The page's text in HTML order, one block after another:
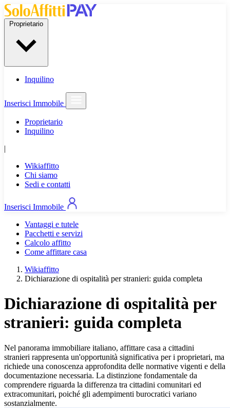
Proprietario
Inquilino
Inserisci Immobile
Proprietario
Inquilino
|
Wikiaffitto
Chi siamo
Sedi e contatti
Inserisci Immobile
Vantaggi e tutele
Pacchetti e servizi
Calcolo affitto
Come affittare casa
Wikiaffitto
Dichiarazione di ospitalità per stranieri: guida completa
Dichiarazione di ospitalità per
stranieri: guida completa
Nel panorama immobiliare italiano, affittare casa a cittadini
stranieri rappresenta un'opportunità significativa per i proprietari, ma
richiede una conoscenza approfondita delle normative vigenti e della
documentazione necessaria. La distinzione fondamentale da
comprendere riguarda la differenza tra cittadini comunitari ed
extracomunitari, poiché gli adempimenti burocratici variano
sostanzialmente.